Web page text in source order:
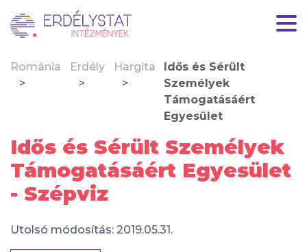
Románia Erdély Hargita
Idős és Sérült
Személyek
Támogatásáért
Egyesület
Idős és Sérült Személyek
Támogatásáért Egyesület
- Szépviz
Utolsó módosítás: 2019.05.31.